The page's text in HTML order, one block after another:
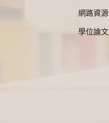
網路資源
學位論文